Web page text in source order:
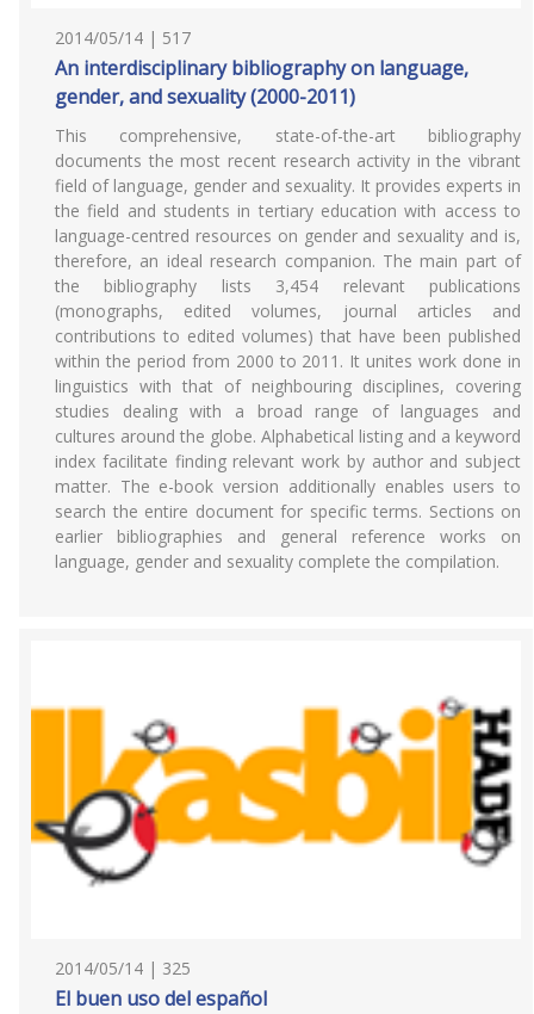
2014/05/14 | 517
An interdisciplinary bibliography on language,
gender, and sexuality (2000-2011)
This comprehensive, state-of-the-art bibliography
documents the most recent research activity in the vibrant
field of language, gender and sexuality. It provides experts in
the field and students in tertiary education with access to
language-centred resources on gender and sexuality and is,
therefore, an ideal research companion. The main part of
the bibliography lists 3,454 relevant publications
(monographs, edited volumes, journal articles and
contributions to edited volumes) that have been published
within the period from 2000 to 2011. It unites work done in
linguistics with that of neighbouring disciplines, covering
studies dealing with a broad range of languages and
cultures around the globe. Alphabetical listing and a keyword
index facilitate finding relevant work by author and subject
matter. The e-book version additionally enables users to
search the entire document for specific terms. Sections on
earlier bibliographies and general reference works on
language, gender and sexuality complete the compilation.
2014/05/14 | 325
El buen uso del español